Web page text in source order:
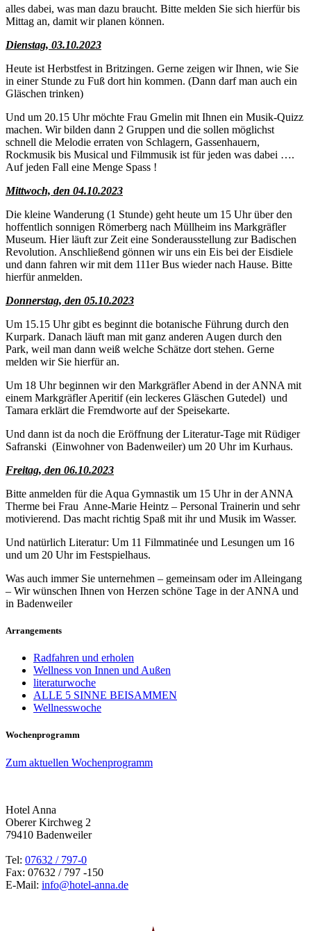
alles dabei, was man dazu braucht. Bitte melden Sie sich hierfür bis
Mittag an, damit wir planen können.
Dienstag, 03.10.2023
Heute ist Herbstfest in Britzingen. Gerne zeigen wir Ihnen, wie Sie
in einer Stunde zu Fuß dort hin kommen. (Dann darf man auch ein
Gläschen trinken)
Und um 20.15 Uhr möchte Frau Gmelin mit Ihnen ein Musik-Quizz
machen. Wir bilden dann 2 Gruppen und die sollen möglichst
schnell die Melodie erraten von Schlagern, Gassenhauern,
Rockmusik bis Musical und Filmmusik ist für jeden was dabei ….
Auf jeden Fall eine Menge Spass !
Mittwoch, den 04.10.2023
Die kleine Wanderung (1 Stunde) geht heute um 15 Uhr über den
hoffentlich sonnigen Römerberg nach Müllheim ins Markgräfler
Museum. Hier läuft zur Zeit eine Sonderausstellung zur Badischen
Revolution. Anschließend gönnen wir uns ein Eis bei der Eisdiele
und dann fahren wir mit dem 111er Bus wieder nach Hause. Bitte
hierfür anmelden.
Donnerstag, den 05.10.2023
Um 15.15 Uhr gibt es beginnt die botanische Führung durch den
Kurpark. Danach läuft man mit ganz anderen Augen durch den
Park, weil man dann weiß welche Schätze dort stehen. Gerne
melden wir Sie hierfür an.
Um 18 Uhr beginnen wir den Markgräfler Abend in der ANNA mit
einem Markgräfler Aperitif (ein leckeres Gläschen Gutedel) und
Tamara erklärt die Fremdworte auf der Speisekarte.
Und dann ist da noch die Eröffnung der Literatur-Tage mit Rüdiger
Safranski (Einwohner von Badenweiler) um 20 Uhr im Kurhaus.
Freitag, den 06.10.2023
Bitte anmelden für die Aqua Gymnastik um 15 Uhr in der ANNA
Therme bei Frau Anne-Marie Heintz – Personal Trainerin und sehr
motivierend. Das macht richtig Spaß mit ihr und Musik im Wasser.
Und natürlich Literatur: Um 11 Filmmatinée und Lesungen um 16
und um 20 Uhr im Festspielhaus.
Was auch immer Sie unternehmen – gemeinsam oder im Alleingang
– Wir wünschen Ihnen von Herzen schöne Tage in der ANNA und
in Badenweiler
Arrangements
Radfahren und erholen
Wellness von Innen und Außen
literaturwoche
ALLE 5 SINNE BEISAMMEN
Wellnesswoche
Wochenprogramm
Zum aktuellen Wochenprogramm
Hotel Anna
Oberer Kirchweg 2
79410 Badenweiler
Tel: 07632 / 797-0
Fax: 07632 / 797 -150
E-Mail: info@hotel-anna.de